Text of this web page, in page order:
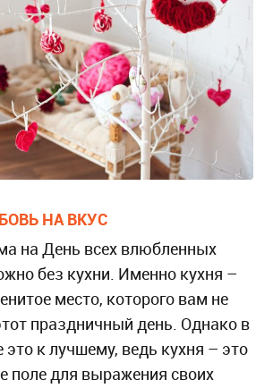
НА ВКУС
на День всех влюбленных
без кухни. Именно кухня –
место, которого вам не
праздничный день. Однако в
это к лучшему, ведь кухня – это
поле для выражения своих